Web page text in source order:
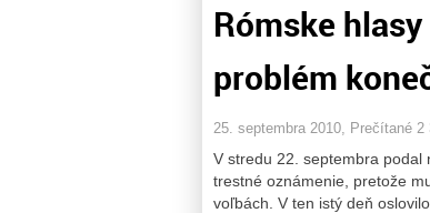
Rómske
problém
25. septembra 2010, Prečítané 2
V stredu 22. septembra podal
trestné oznámenie, pretože
voľbách. V ten istý deň